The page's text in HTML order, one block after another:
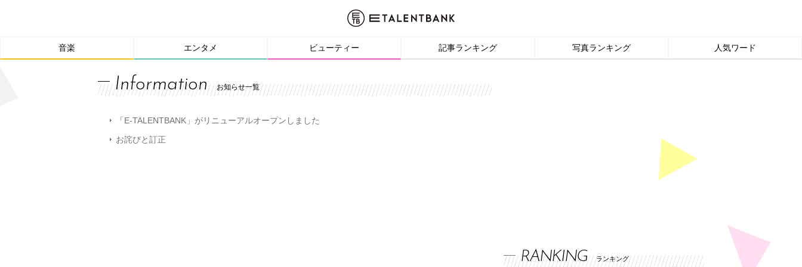
音楽 エンタメ ビューティー 記事ランキング 写真ランキング 人気ワード
Information お知らせ一覧
「E-TALENTBANK」がリニューアルオープンしました
お詫びと訂正
RANKING ランキング